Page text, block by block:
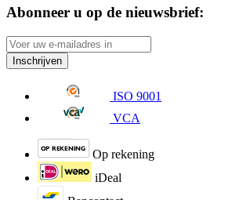
Abonneer u op de nieuwsbrief:
Inschrijven
ISO 9001
VCA
Op rekening
iDeal